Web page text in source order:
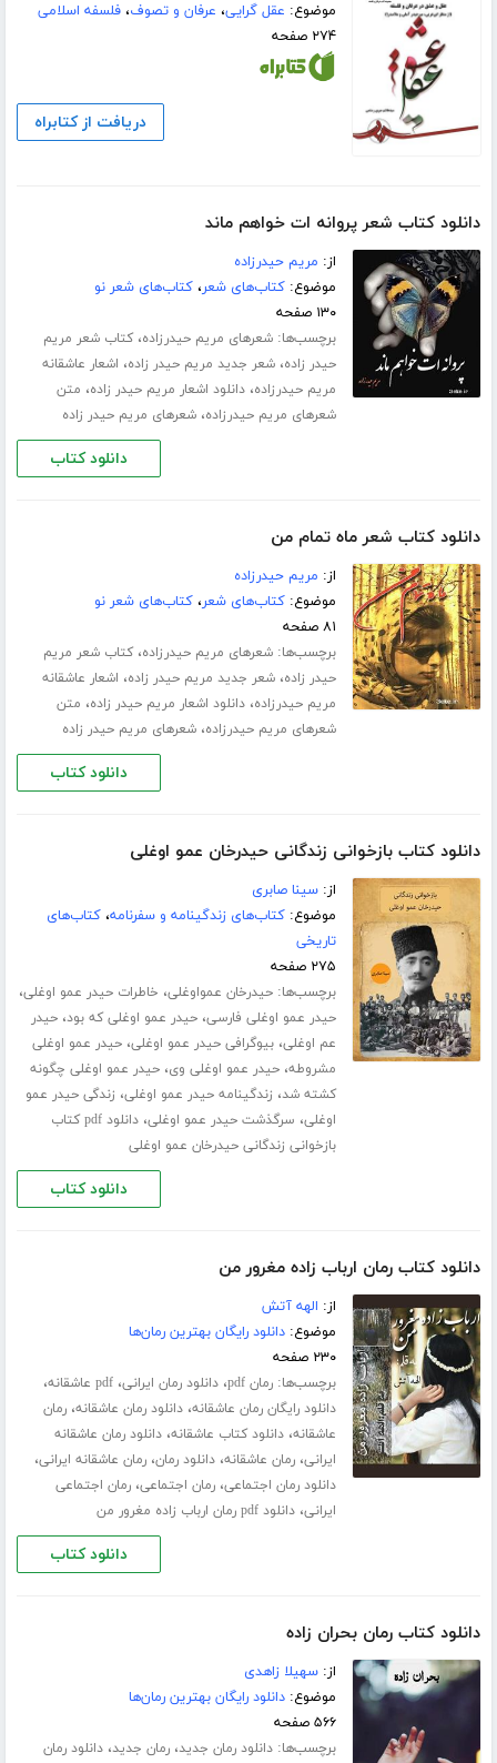
موضوع: عقل گرایی، عرفان و تصوف،فلسفه اسلامی
۲۷۴ صفحه
دریافت از کتابراه
دانلود کتاب شعر پروانه ات خواهم ماند
از: مریم حیدرزاده
موضوع:کتاب‌های شعر،کتاب‌های شعر نو
۱۳۰ صفحه
برچسب‌ها:شعرهای مریم حیدرزاده،کتاب شعر مریم
حیدر زاده،شعر جدید مریم حیدر زاده، اشعار عاشقانه
مریم حیدرزاده،دانلود اشعار مریم حیدر زاده، متن
شعرهای مریم حیدرزاده،شعرهای مریم حیدر زاده
دانلود کتاب
دانلود کتاب شعر ماه تمام من
از: مریم حیدرزاده
موضوع:کتاب‌های شعر،کتاب‌های شعر نو
۸۱ صفحه
برچسب‌ها:شعرهای مریم حیدرزاده،کتاب شعر مریم
حیدر زاده،شعر جدید مریم حیدر زاده، اشعار عاشقانه
مریم حیدرزاده،دانلود اشعار مریم حیدر زاده، متن
شعرهای مریم حیدرزاده،شعرهای مریم حیدر زاده
دانلود کتاب
دانلود کتاب بازخوانی زندگانی حیدرخان عمو اوغلی
از:سینا صابری
موضوع:کتاب‌های زندگینامه و سفرنامه،کتاب‌های
تاریخی
۲۷۵ صفحه
برچسب‌ها:حیدرخان عمواوغلی، خاطرات حیدر عمو اوغلی،
حیدر عمو اوغلی فارسی،حیدر عمو اوغلی که بود،حیدر
عم اوغلی،بیوگرافی حیدر عمو اوغلی،حیدر عمو اوغلی
مشروطه،حیدر عمو اوغلی وی،حیدر عمو اوغلی چگونه
کشته شد، زندگینامه حیدر عمو اوغلی، زندگی حیدر عمو
اوغلی، سرگذشت حیدر عمو اوغلی،
دانلود pdf کتاب
بازخوانی زندگانی حیدرخان عمو اوغلی
دانلود کتاب
دانلود کتاب رمان ارباب زاده مغرور من
از: الهه آتش
موضوع:دانلود رایگان بهترین رمان‌ها
۲۳۰ صفحه
برچسب‌ها:رمان pdf ،دانلود رمان ایرانی،pdf عاشقانه ،
دانلود رایگان رمان عاشقانه،دانلود رمان عاشقانه،رمان
عاشقانه،دانلود کتاب عاشقانه،دانلود رمان عاشقانه
ایرانی،رمان عاشقانه،دانلود رمان،رمان عاشقانه ایرانی،
دانلود رمان اجتماعی،رمان اجتماعی،رمان اجتماعی
ایرانی،دانلود pdf رمان ارباب زاده مغرور من
دانلود کتاب
دانلود کتاب رمان بحران زاده
از:سهیلا زاهدی
موضوع:دانلود رایگان بهترین رمان‌ها
۵۶۶ صفحه
برچسب‌ها:دانلود رمان جدید،رمان جدید،دانلود رمان